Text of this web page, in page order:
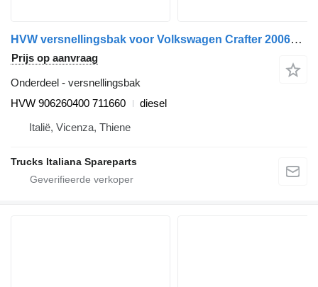
HVW versnellingsbak voor Volkswagen Crafter 2006>2016 vrachtwagen
Prijs op aanvraag
Onderdeel - versnellingsbak
HVW 906260400 711660
diesel
Italië, Vicenza, Thiene
Trucks Italiana Spareparts